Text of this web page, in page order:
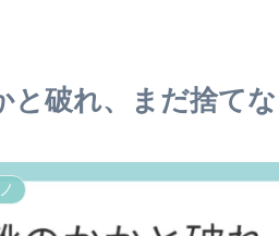
と破れ、まだ捨て